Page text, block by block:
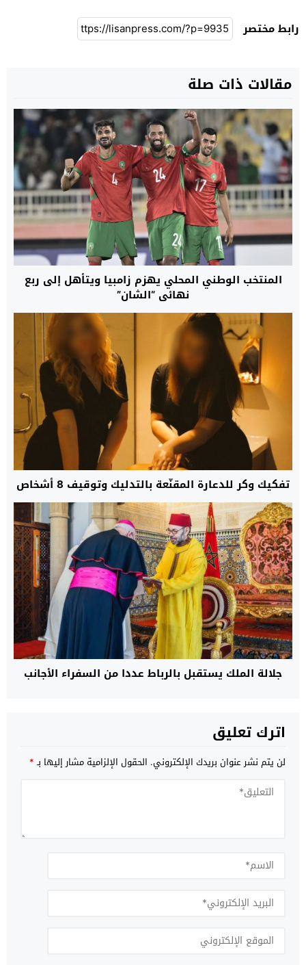
رابط مختصر
مقالات ذات صلة
المنتخب الوطني المحلي يهزم زامبيا ويتأهل إلى ربع
نهائي “الشان”
تفكيك وكر للدعارة المقنّعة بالتدليك وتوقيف 8 أشخاص
جلالة الملك يستقبل بالرباط عددا من السفراء الأجانب
اترك تعليق
لن يتم نشر عنوان بريدك الإلكتروني. الحقول الإلزامية مشار إليها بـ*